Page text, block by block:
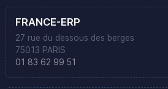
FRANCE-ERP
27 rue du dessous des berges
75013 PARIS
01 83 62 99 51